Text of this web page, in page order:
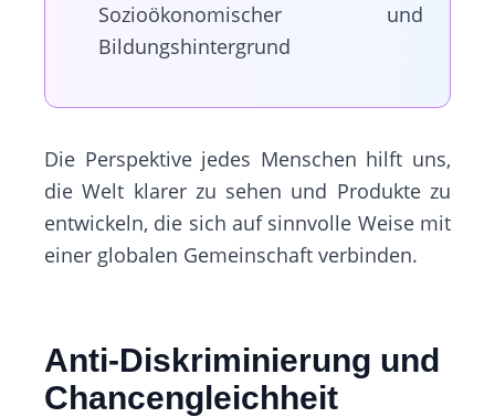
Sozioökonomischer und
Bildungshintergrund
Die Perspektive jedes Menschen hilft uns,
die Welt klarer zu sehen und Produkte zu
entwickeln, die sich auf sinnvolle Weise mit
einer globalen Gemeinschaft verbinden.
Anti-Diskriminierung und
Chancengleichheit